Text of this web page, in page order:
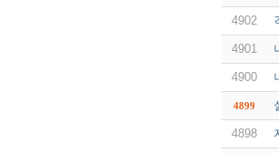
4902
4901
4900
4899
4898